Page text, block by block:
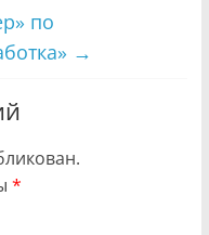
по
→
*